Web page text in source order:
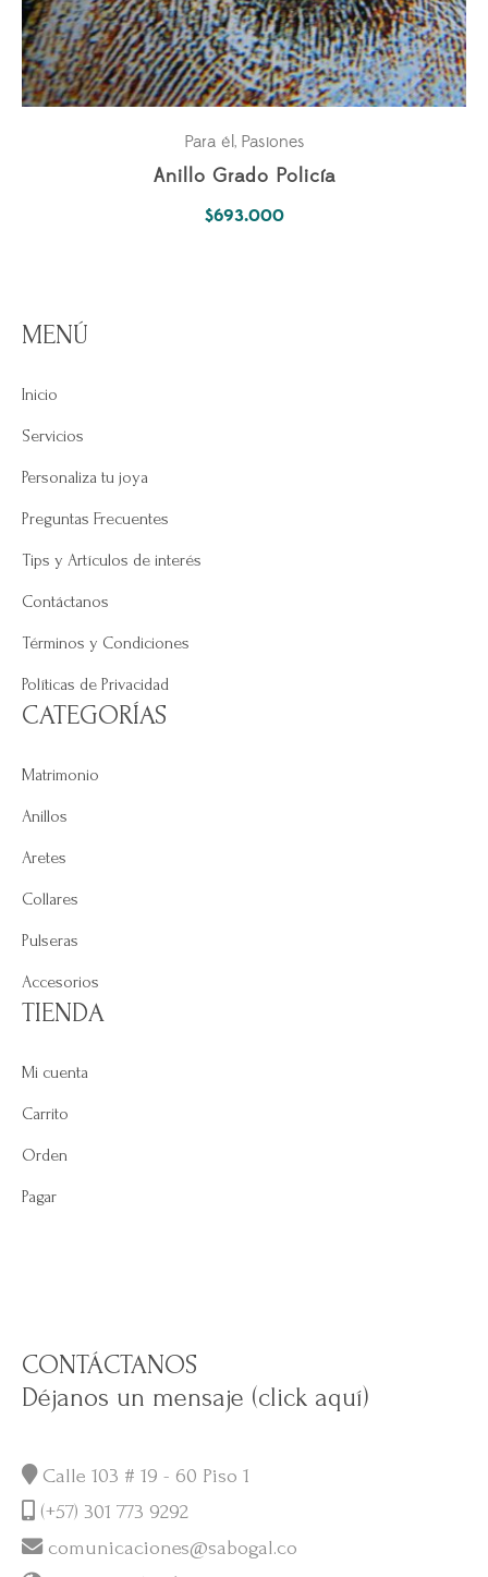
Para él, Pasiones
Anillo Grado Policía
$693.000
MENÚ
Inicio
Servicios
Personaliza tu joya
Preguntas Frecuentes
Tips y Artículos de interés
Contáctanos
Términos y Condiciones
Políticas de Privacidad
CATEGORÍAS
Matrimonio
Anillos
Aretes
Collares
Pulseras
Accesorios
TIENDA
Mi cuenta
Carrito
Orden
Pagar
CONTÁCTANOS
Déjanos un mensaje (click aquí)
Calle 103 # 19 - 60 Piso 1
(+57) 301 773 9292
comunicaciones@sabogal.co